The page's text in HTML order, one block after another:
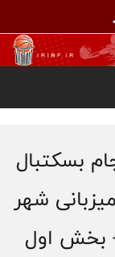
بسکتبال
شهر
بخش اول